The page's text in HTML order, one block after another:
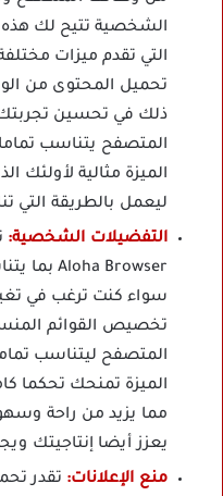
الشخصية تتيح لك هذه
التي تقدم ميزات
تحميل المحتوى من
ذلك في تحسين تجربتك
المتصفح يتناسب
الميزة مثالية
ليعمل بالطريقة التي
التفضيلات الشخصية:
Aloha Browser بما
سواء كنت ترغب في
تخصيص القوائم
المتصفح ليتناسب
الميزة تمنحك تحكما
مما يزيد من راحة
يعزز أيضا إنتاجيتك
منع الإعلانات: